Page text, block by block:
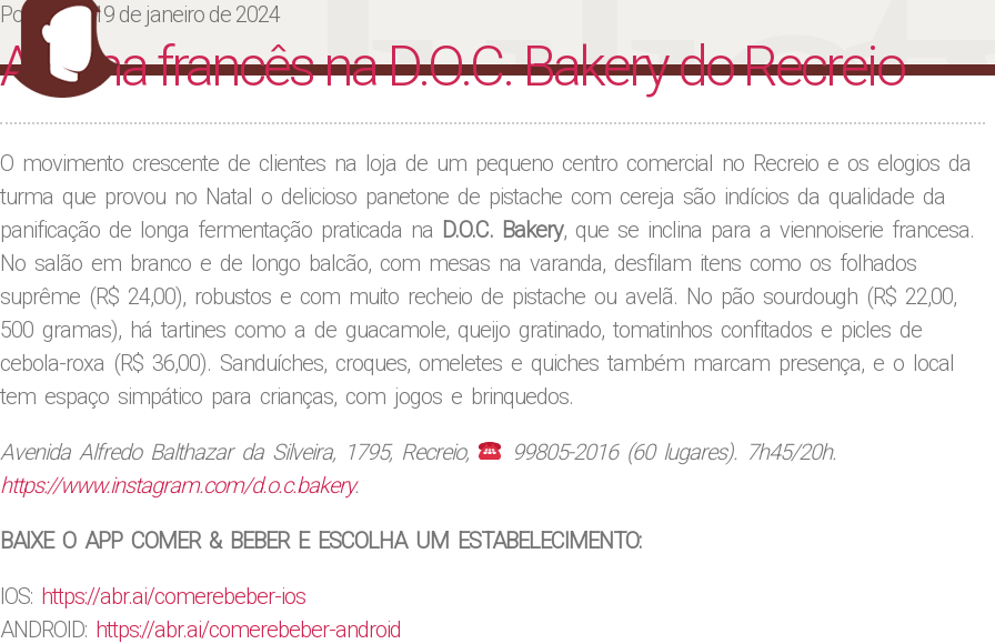
Posted on19 de janeiro de 2024
Aroma francês na D.O.C. Bakery do Recreio
O movimento crescente de clientes na loja de um pequeno centro comercial no Recreio e os elogios da
turma que provou no Natal o delicioso panetone de pistache com cereja são indícios da qualidade da
panificação de longa fermentação praticada na D.O.C. Bakery, que se inclina para a viennoiserie francesa.
No salão em branco e de longo balcão, com mesas na varanda, desfilam itens como os folhados
suprême (R$ 24,00), robustos e com muito recheio de pistache ou avelã. No pão sourdough (R$ 22,00,
500 gramas), há tartines como a de guacamole, queijo gratinado, tomatinhos confitados e picles de
cebola-roxa (R$ 36,00). Sanduíches, croques, omeletes e quiches também marcam presença, e o local
tem espaço simpático para crianças, com jogos e brinquedos.
Avenida Alfredo Balthazar da Silveira, 1795, Recreio,
99805-2016 (60 lugares). 7h45/20h.
https://www.instagram.com/d.o.c.bakery.
BAIXE O APP COMER & BEBER E ESCOLHA UM ESTABELECIMENTO:
IOS: https://abr.ai/comerebeber-ios
ANDROID: https://abr.ai/comerebeber-android